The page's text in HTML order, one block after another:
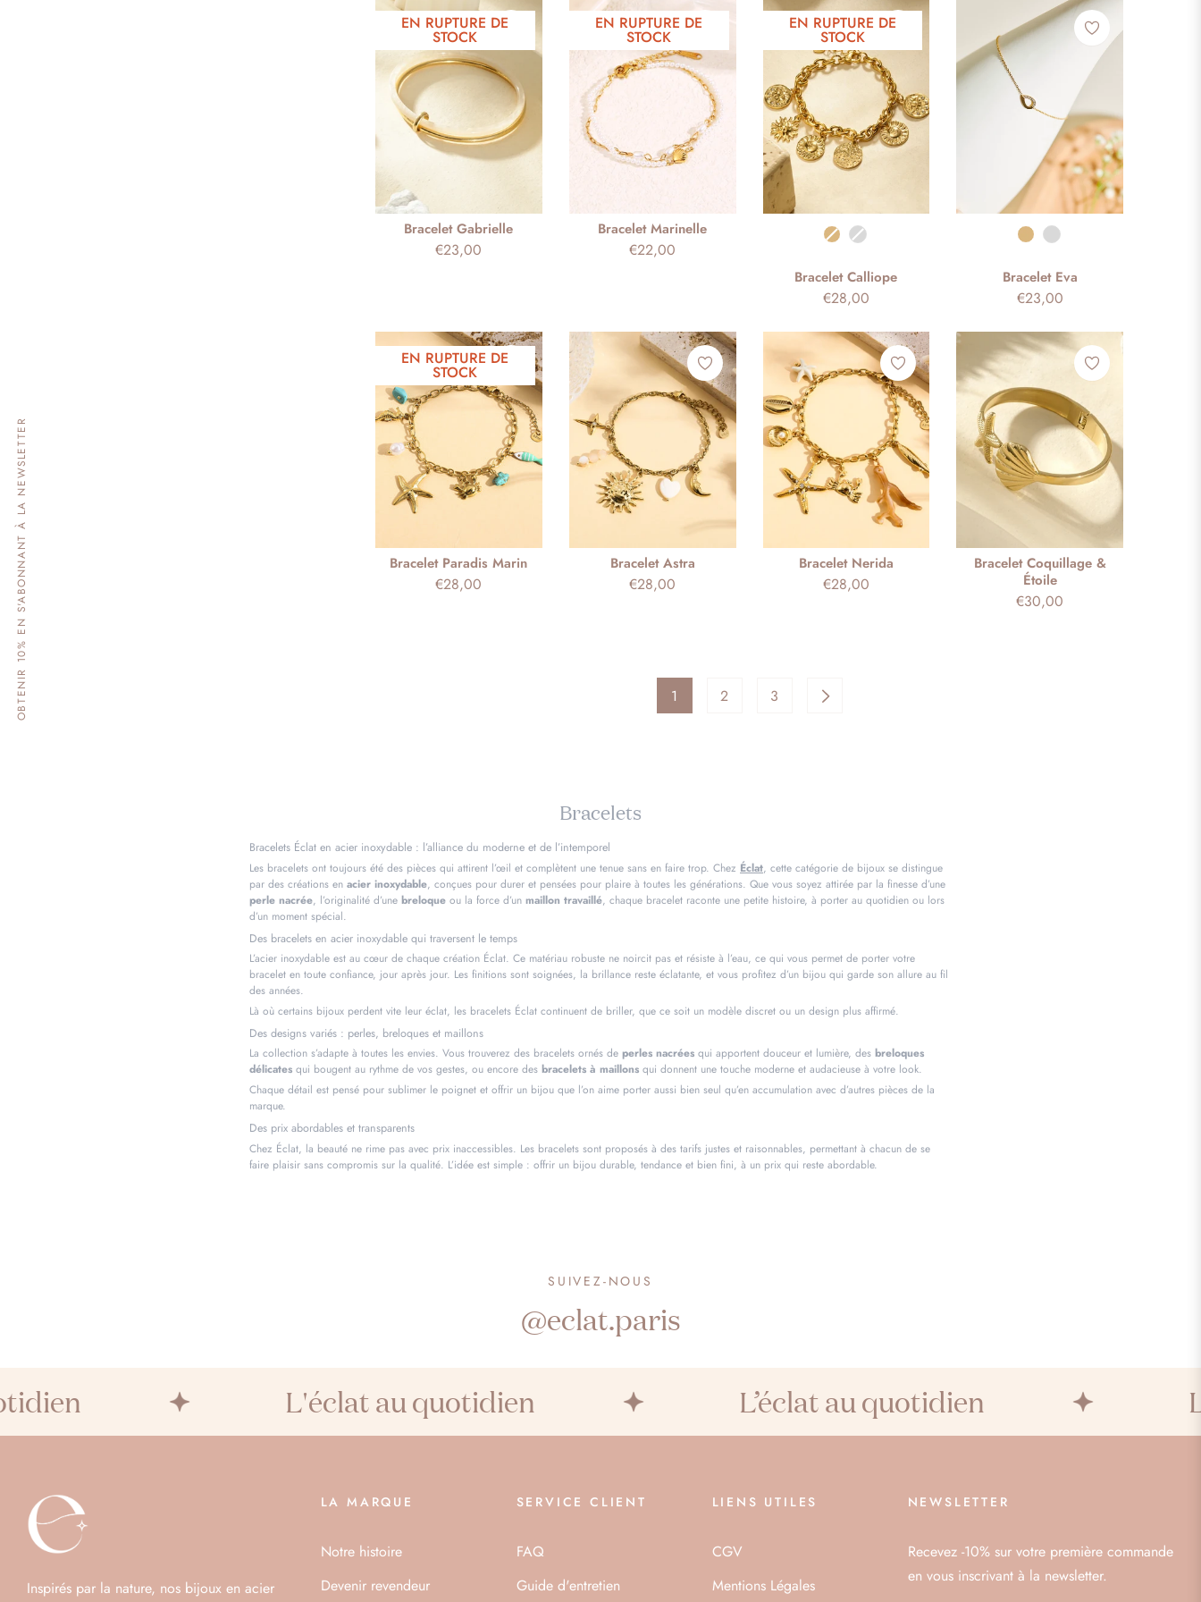
OBTENIR 10% EN S'ABONNANT À LA NEWSLETTER
habituel habituel habituel
EN RUPTURE DE
STOCK
Bracelet Gabrielle
Prix
€23,00
EN RUPTURE DE
STOCK
Bracelet Marinelle
Prix
€22,00
EN RUPTURE DE
STOCK
Couleur
Bracelet Calliope
Prix
habituel
€28,00
Couleur
Bracelet Eva
Prix
habituel
€23,00
EN RUPTURE DE
STOCK
Bracelet Paradis Marin
Prix
€28,00
Bracelet Astra
Prix
€28,00
Bracelet Nerida
Prix
€28,00
Bracelet Coquillage &
Étoile
Prix
€30,00
1 2 3
Collection:
Bracelets
Bracelets Éclat en acier inoxydable : l’alliance du moderne et de l’intemporel
Les bracelets ont toujours été des pièces qui attirent l’œil et complètent une tenue sans en faire trop. Chez Éclat, cette catégorie de bijoux se distingue
par des créations en acier inoxydable, conçues pour durer et pensées pour plaire à toutes les générations. Que vous soyez attirée par la finesse d’une
perle nacrée, l’originalité d’une breloque ou la force d’un maillon travaillé, chaque bracelet raconte une petite histoire, à porter au quotidien ou lors
d’un moment spécial.
Des bracelets en acier inoxydable qui traversent le temps
L’acier inoxydable est au cœur de chaque création Éclat. Ce matériau robuste ne noircit pas et résiste à l’eau, ce qui vous permet de porter votre
bracelet en toute confiance, jour après jour. Les finitions sont soignées, la brillance reste éclatante, et vous profitez d’un bijou qui garde son allure au fil
des années.
Là où certains bijoux perdent vite leur éclat, les bracelets Éclat continuent de briller, que ce soit un modèle discret ou un design plus affirmé.
Des designs variés : perles, breloques et maillons
La collection s’adapte à toutes les envies. Vous trouverez des bracelets ornés de perles nacrées qui apportent douceur et lumière, des breloques
délicates qui bougent au rythme de vos gestes, ou encore des bracelets à maillons qui donnent une touche moderne et audacieuse à votre look.
Chaque détail est pensé pour sublimer le poignet et offrir un bijou que l’on aime porter aussi bien seul qu’en accumulation avec d’autres pièces de la
marque.
Des prix abordables et transparents
Chez Éclat, la beauté ne rime pas avec prix inaccessibles. Les bracelets sont proposés à des tarifs justes et raisonnables, permettant à chacun de se
faire plaisir sans compromis sur la qualité. L’idée est simple : offrir un bijou durable, tendance et bien fini, à un prix qui reste abordable.
SUIVEZ-NOUS
@eclat.paris
L'éclat au quotidien L’éclat au quotidien
Inspirés par la nature, nos bijoux en acier
LA MARQUE
Notre histoire
Devenir revendeur
SERVICE CLIENT
FAQ
Guide d'entretien
LIENS UTILES
CGV
Mentions Légales
NEWSLETTER
Recevez -10% sur votre première commande
en vous inscrivant à la newsletter.